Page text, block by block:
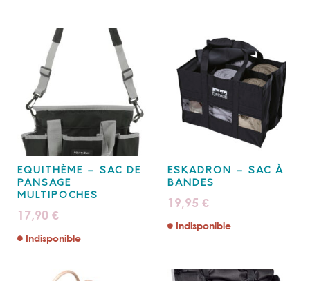
EQUITHÈME – SAC DE
PANSAGE
MULTIPOCHES
17,90 €
Indisponible
ESKADRON – SAC À
BANDES
19,95 €
Indisponible